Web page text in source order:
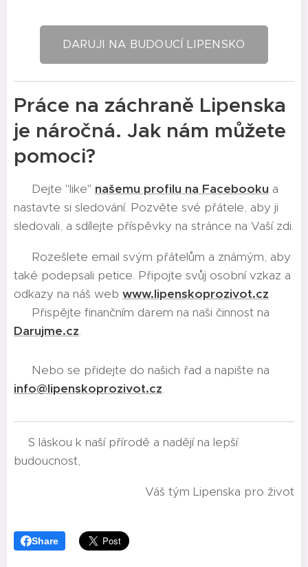
DARUJI NA BUDOUCÍ LIPENSKO
Práce na záchraně Lipenska
je náročná. Jak nám můžete
pomoci?
👍 Dejte "like" našemu profilu na Facebooku a
nastavte si sledování. Pozvěte své přátele, aby ji
sledovali, a sdílejte příspěvky na stránce na Vaší zdi.
✍ Rozešlete email svým přátelům a známým, aby
také podepsali petice. Připojte svůj osobní vzkaz a
odkazy na náš web www.lipenskoprozivot.cz.
💲 Přispějte finančním darem na naši činnost na
Darujme.cz.
🤝 Nebo se přidejte do našich řad a napište na
info@lipenskoprozivot.cz.​​
🍀S láskou k naší přírodě a nadějí na lepší
budoucnost,
Váš tým Lipenska pro život
Share